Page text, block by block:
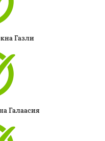
Газли
Галаасия